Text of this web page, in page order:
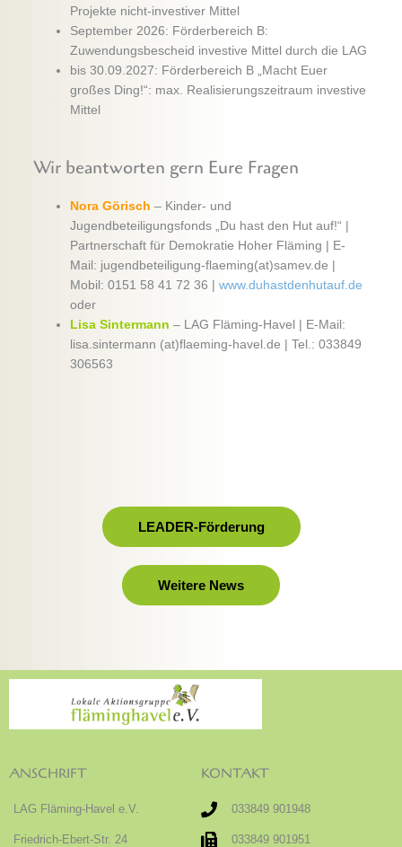
Projekte nicht-investiver Mittel
September 2026: Förderbereich B:
Zuwendungsbescheid investive Mittel durch die LAG
bis 30.09.2027: Förderbereich B „Macht Euer
großes Ding!“: max. Realisierungszeitraum investive
Mittel
Wir beantworten gern Eure Fragen
Nora Görisch – Kinder- und
Jugendbeteiligungsfonds „Du hast den Hut auf!“ |
Partnerschaft für Demokratie Hoher Fläming | E-
Mail: jugendbeteiligung-flaeming(at)samev.de |
Mobil: 0151 58 41 72 36 |www.duhastdenhutauf.de
oder
Lisa Sintermann – LAG Fläming-Havel | E-Mail:
lisa.sintermann (at)flaeming-havel.de | Tel.: 033849
306563
LEADER-Förderung
Weitere News
ANSCHRIFT
LAG Fläming-Havel e.V.
Friedrich-Ebert-Str. 24
KONTAKT
033849 901948
033849 901951